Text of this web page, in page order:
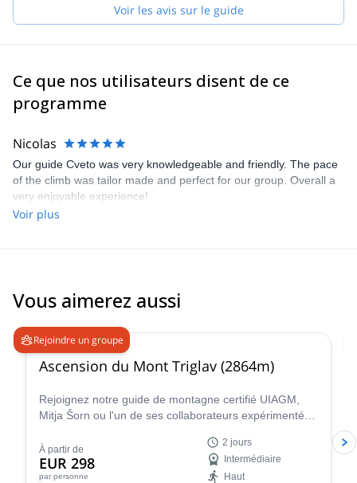
Voir les avis sur le guide
Ce que nos utilisateurs disent de ce
programme
Nicolas
Our guide Cveto was very knowledgeable and friendly. The pace
of the climb was tailor made and perfect for our group. Overall a
very enjoyable experience!
Voir plus
Vous aimerez aussi
Rejoindre un groupe
Ascension du Mont Triglav (2864m)
Rejoignez notre guide de montagne certifié UIAGM,
Mitja Šorn ou l'un de ses collaborateurs expérimentés
Triglav, le sommet le plus élevé de Slovénie et le cœur
du magnifique Parc National du Triglav.
À partir de
EUR 298
par personne
2 jours
Intermédiaire
Haut